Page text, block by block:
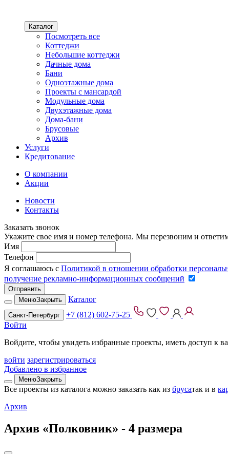
Каталог
Посмотреть все
Коттеджи
Небольшие коттеджи
Дачные дома
Бани
Одноэтажные дома
Проекты с мансардой
Модульные дома
Двухэтажные дома
Дома-бани
Брусовые
Архив
Услуги
Кредитование
О компании
Акции
Новости
Контакты
Заказать звонок
Укажите свое имя и номер телефона. Мы перезвоним и
Имя
Телефон
Я соглашаюсь с Политикой в отношении обработки
получение рекламно-информационных сообщений
Отправить
МенюЗакрыть Каталог
Санкт-Петербург
+7 (812) 602-75-25
Войти
Войдите, чтобы увидеть избранные проекты, иметь доступ к
войти зарегистрироваться
Добавлено в избранное
МенюЗакрыть
Все проекты из каталога можно заказать как из брусатак и в
Архив
Архив «Полковник» - 4 размера